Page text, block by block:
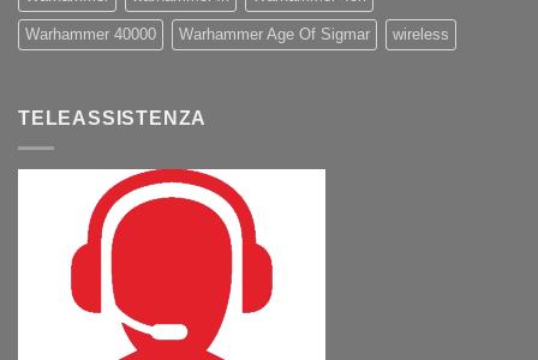
Warhammer 40000 Warhammer Age Of Sigmar wireless
TELEASSISTENZA